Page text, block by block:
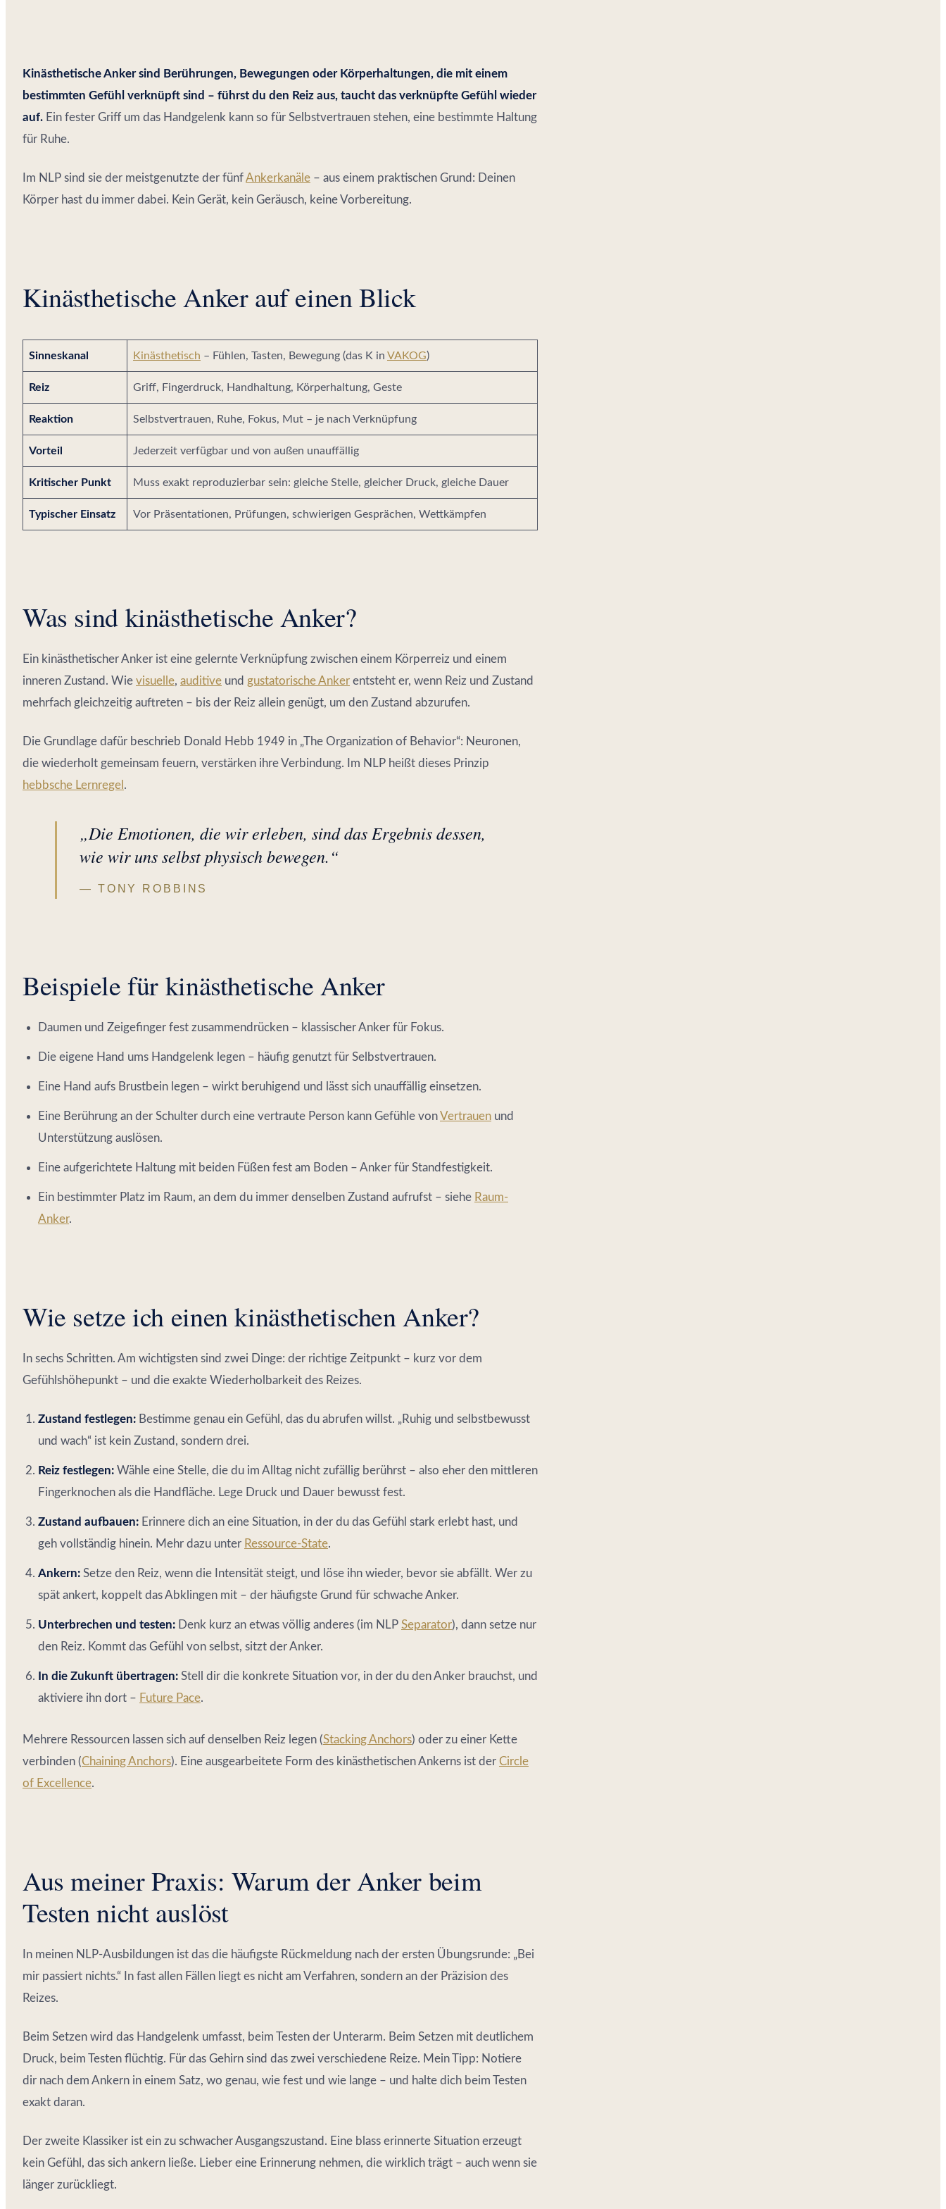
Kinästhetische Anker sind Berührungen, Bewegungen oder Körperhaltungen, die mit einem
bestimmten Gefühl verknüpft sind – führst du den Reiz aus, taucht das verknüpfte Gefühl wieder
auf. Ein fester Griff um das Handgelenk kann so für Selbstvertrauen stehen, eine bestimmte Haltung
für Ruhe.
Im NLP sind sie der meistgenutzte der fünfAnkerkanäle – aus einem praktischen Grund: Deinen
Körper hast du immer dabei. Kein Gerät, kein Geräusch, keine Vorbereitung.
Kinästhetische Anker auf einen Blick
Sinneskanal Kinästhetisch – Fühlen, Tasten, Bewegung (das K in VAKOG)
Reiz Griff, Fingerdruck, Handhaltung, Körperhaltung, Geste
Reaktion Selbstvertrauen, Ruhe, Fokus, Mut – je nach Verknüpfung
Vorteil Jederzeit verfügbar und von außen unauffällig
Kritischer Punkt Muss exakt reproduzierbar sein: gleiche Stelle, gleicher Druck, gleiche Dauer
Typischer Einsatz Vor Präsentationen, Prüfungen, schwierigen Gesprächen, Wettkämpfen
Was sind kinästhetische Anker?
Ein kinästhetischer Anker ist eine gelernte Verknüpfung zwischen einem Körperreiz und einem
inneren Zustand. Wie visuelle, auditive und gustatorische Anker entsteht er, wenn Reiz und Zustand
mehrfach gleichzeitig auftreten – bis der Reiz allein genügt, um den Zustand abzurufen.
Die Grundlage dafür beschrieb Donald Hebb 1949 in „The Organization of Behavior“: Neuronen,
die wiederholt gemeinsam feuern, verstärken ihre Verbindung. Im NLP heißt dieses Prinzip
hebbsche Lernregel .
„Die Emotionen, die wir erleben, sind das Ergebnis dessen,
wie wir uns selbst physisch bewegen.“
TONY ROBBINS
Beispiele für kinästhetische Anker
Daumen und Zeigefinger fest zusammendrücken – klassischer Anker für Fokus.
Die eigene Hand ums Handgelenk legen – häufig genutzt für Selbstvertrauen.
Eine Hand aufs Brustbein legen – wirkt beruhigend und lässt sich unauffällig einsetzen.
Eine Berührung an der Schulter durch eine vertraute Person kann Gefühle vonVertrauen und
Unterstützung auslösen.
Eine aufgerichtete Haltung mit beiden Füßen fest am Boden – Anker für Standfestigkeit.
Ein bestimmter Platz im Raum, an dem du immer denselben Zustand aufrufst – siehe Raum-
Anker.
Wie setze ich einen kinästhetischen Anker?
In sechs Schritten. Am wichtigsten sind zwei Dinge: der richtige Zeitpunkt – kurz vor dem
Gefühlshöhepunkt – und die exakte Wiederholbarkeit des Reizes.
Zustand festlegen: Bestimme genau ein Gefühl, das du abrufen willst. „Ruhig und selbstbewusst
und wach“ ist kein Zustand, sondern drei.
Reiz festlegen: Wähle eine Stelle, die du im Alltag nicht zufällig berührst – also eher den mittleren
Fingerknochen als die Handfläche. Lege Druck und Dauer bewusst fest.
Zustand aufbauen: Erinnere dich an eine Situation, in der du das Gefühl stark erlebt hast, und
geh vollständig hinein. Mehr dazu unter Ressource-State.
Ankern: Setze den Reiz, wenn die Intensität steigt, und löse ihn wieder, bevor sie abfällt. Wer zu
spät ankert, koppelt das Abklingen mit – der häufigste Grund für schwache Anker.
Unterbrechen und testen: Denk kurz an etwas völlig anderes (im NLP Separator), dann setze nur
den Reiz. Kommt das Gefühl von selbst, sitzt der Anker.
In die Zukunft übertragen: Stell dir die konkrete Situation vor, in der du den Anker brauchst, und
aktiviere ihn dort – Future Pace.
Mehrere Ressourcen lassen sich auf denselben Reiz legen (Stacking Anchors) oder zu einer Kette
verbinden (Chaining Anchors). Eine ausgearbeitete Form des kinästhetischen Ankerns ist der Circle
of Excellence.
Aus meiner Praxis: Warum der Anker beim
Testen nicht auslöst
In meinen NLP-Ausbildungen ist das die häufigste Rückmeldung nach der ersten Übungsrunde: „Bei
mir passiert nichts.“ In fast allen Fällen liegt es nicht am Verfahren, sondern an der Präzision des
Reizes.
Beim Setzen wird das Handgelenk umfasst, beim Testen der Unterarm. Beim Setzen mit deutlichem
Druck, beim Testen flüchtig. Für das Gehirn sind das zwei verschiedene Reize. Mein Tipp: Notiere
dir nach dem Ankern in einem Satz, wo genau, wie fest und wie lange – und halte dich beim Testen
exakt daran.
Der zweite Klassiker ist ein zu schwacher Ausgangszustand. Eine blass erinnerte Situation erzeugt
kein Gefühl, das sich ankern ließe. Lieber eine Erinnerung nehmen, die wirklich trägt – auch wenn sie
länger zurückliegt.